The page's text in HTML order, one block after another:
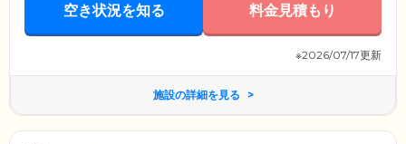
空き状況を知る 料金見積もり
※2026/07/17更新
施設の詳細を見る